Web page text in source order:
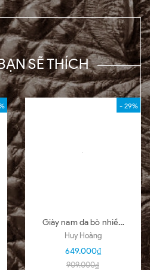
SẼ THÍCH
- 29%
Giày nam da bò nhiều
loại màu đen HD7101-
02-03-04-05-06-07-
09-16
Huy Hoàng
649.000₫
909.000₫